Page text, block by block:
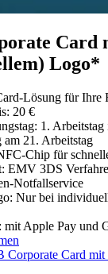
Card
Logo*
Lösung für Ihre
20 €
1.
am 21. Arbeitstag
Chip für
EMV 3DS
Notfallservice
Nur bei
mit Apple Pay und
Corporate Card